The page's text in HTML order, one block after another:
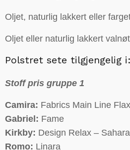
Oljet, naturlig lakkert eller
Oljet eller naturlig lakkert
Polstret sete tilgjengelig i:
Stoff pris gruppe 1
Camira: Fabrics Main Line
Gabriel: Fame
Kirkby: Design Relax –
Romo: Linara